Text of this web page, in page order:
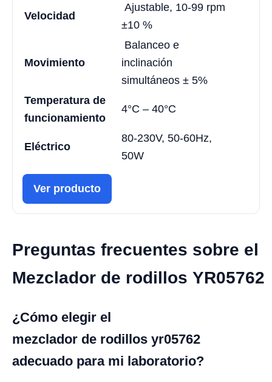
Velocidad
Ajustable, 10-99 rpm
±10 %
Movimiento
Balanceo e
inclinación
simultáneos ± 5%
Temperatura de
funcionamiento
4°C – 40°C
Eléctrico
80-230V, 50-60Hz,
50W
Ver producto
Preguntas frecuentes sobre el
Mezclador de rodillos YR05762
¿Cómo elegir el
mezclador de rodillos yr05762
adecuado para mi laboratorio?